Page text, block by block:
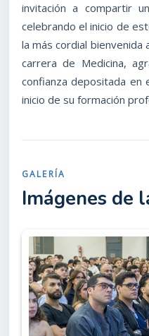
invitación a compartir
celebrando el inicio de
la más cordial bienvenida
carrera de Medicina,
confianza depositada en
inicio de su formación
GALERÍA
Imágenes de